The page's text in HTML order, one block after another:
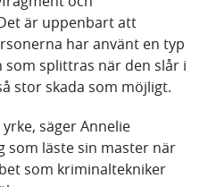
är uppenbart att
har använt en typ
splittras när den slår i
stor skada som möjligt.
säger Annelie
som läste sin master när
som kriminaltekniker